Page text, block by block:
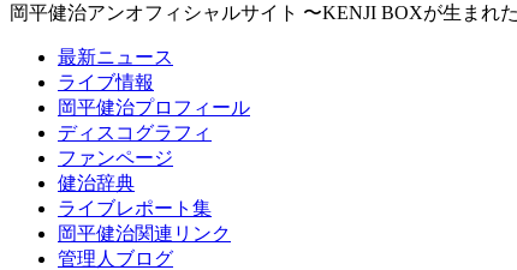
岡平健治アンオフィシャルサイト 〜KENJI BOXが生まれ
最新ニュース
ライブ情報
岡平健治プロフィール
ディスコグラフィ
ファンページ
健治辞典
ライブレポート集
岡平健治関連リンク
管理人ブログ